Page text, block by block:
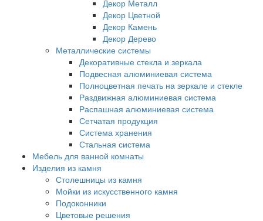
Декор Металл
Декор Цветной
Декор Камень
Декор Дерево
Металлические системы
Декоративные стекла и зеркала
Подвесная алюминиевая система
Полноцветная печать на зеркале и стекле
Раздвижная алюминиевая система
Распашная алюминиевая система
Сетчатая продукция
Система хранения
Стальная система
Мебель для ванной комнаты
Изделия из камня
Столешницы из камня
Мойки из искусственного камня
Подоконники
Цветовые решения